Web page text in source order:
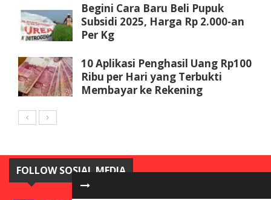
Begini Cara Baru Beli Pupuk
Subsidi 2025, Harga Rp 2.000-an
Per Kg
10 Aplikasi Penghasil Uang Rp100
Ribu per Hari yang Terbukti
Membayar ke Rekening
FOLLOW SOSIAL MEDIA